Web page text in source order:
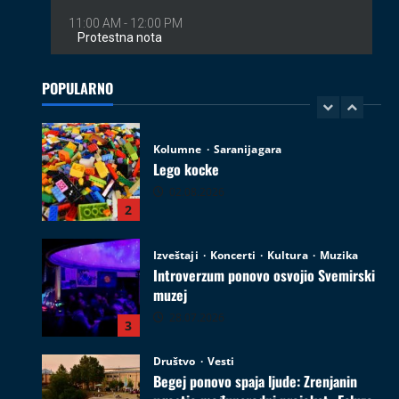
POPULARNO
Kolumne
Lego kocke
3
Introverzum ponovo osvojio Svemirski
muzej
4
Begej ponovo spaja ljude: Zrenjanin
ugostio međunarodni projekat „Ecluze
pe Bega“
Film Kultura
Zrenjanin